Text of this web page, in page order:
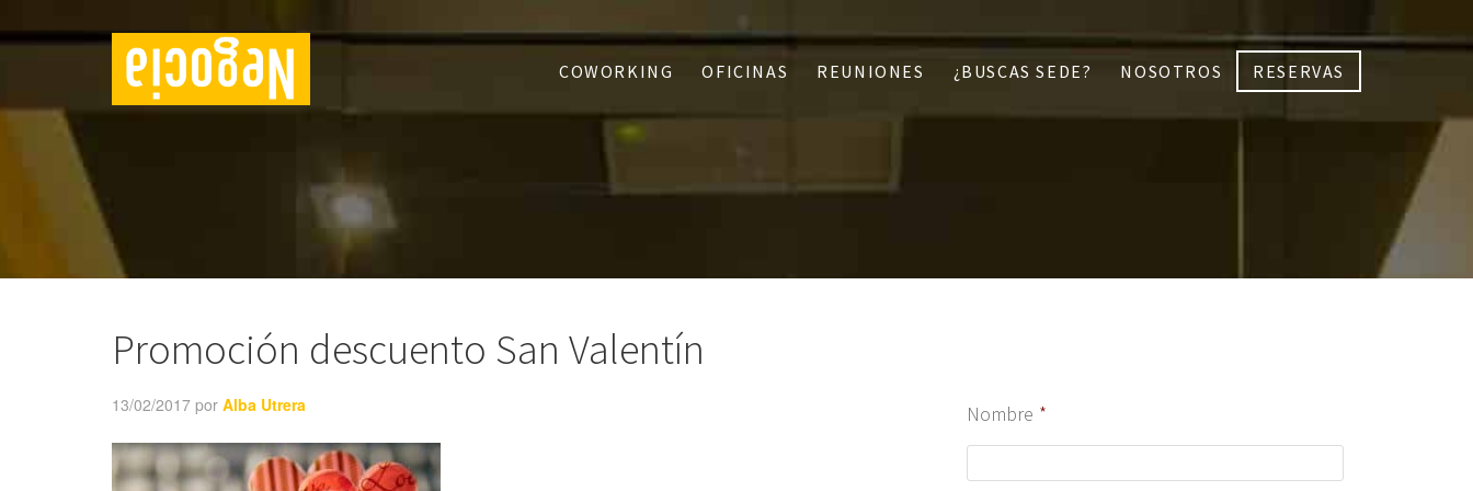
COWORKING OFICINAS REUNIONES ¿BUSCAS SEDE? NOSOTROS RESERVAS
Promoción descuento San Valentín
13/02/2017 por Alba Utrera Nombre *